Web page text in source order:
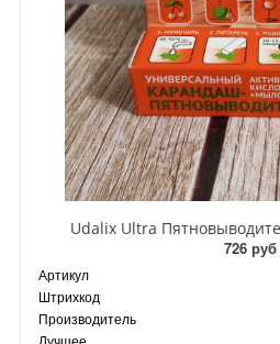
Udalix Ultra
726 руб
Артикул
Штрихкод
Производитель
Лучшее